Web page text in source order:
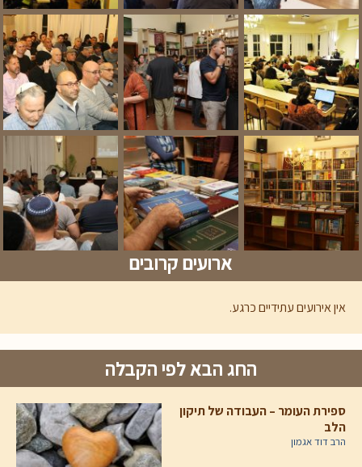
ארועים קרובים
אין אירועים עתידיים כרגע.
החג הבא לפי הקבלה
ספירת העומר – העבודה של תיקון
הלב
הרב דוד אגמון